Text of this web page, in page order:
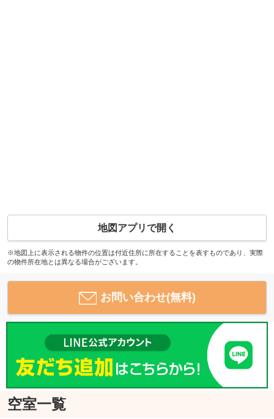
地図アプリで開く
※地図上に表示される物件の位置は付近住所に所在することを表すものであり、実際
の物件所在地とは異なる場合がございます。
お問い合わせ(無料)
空室一覧